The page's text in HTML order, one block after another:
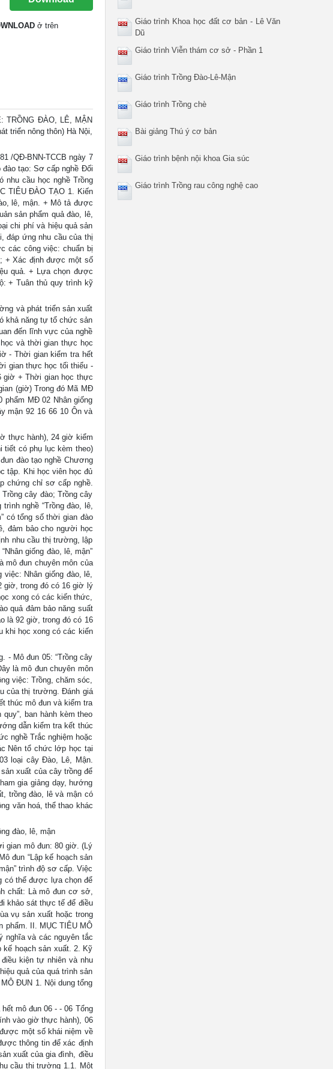
ở trên
TRỒNG ĐÀO, LÊ, MẬN
triển nông thôn) Hà Nội,
/QĐ-BNN-TCCB ngày 7
đào tạo: Sơ cấp nghề Đối
nhu cầu học nghề Trồng
TIÊU ĐÀO TẠO 1. Kiến
lê, mận. + Mô tả được
sản phẩm quả đào, lê,
chi phí và hiệu quả sản
đáp ứng nhu cầu của thị
các công việc: chuẩn bị
+ Xác định được một số
quả. + Lựa chọn được
+ Tuân thủ quy trình kỹ
và phát triển sản xuất
khả năng tự tổ chức sản
đến lĩnh vực của nghề
và thời gian thực học
- Thời gian kiểm tra hết
gian thực học tối thiểu -
giờ + Thời gian học thực
(giờ) Trong đó Mã MĐ
phẩm MĐ 02 Nhân giống
mận 92 16 66 10 Ôn và
thực hành), 24 giờ kiểm
tiết có phụ lục kèm theo)
đào tạo nghề Chương
tập. Khi học viên học đủ
chứng chỉ sơ cấp nghề.
cây đào; Trồng cây
nghề “Trồng đào, lê,
có tổng số thời gian đào
đảm bảo cho người học
nhu cầu thị trường, lập
giống đào, lê, mận”
mô đun chuyên môn của
Nhân giống đào, lê,
giờ, trong đó có 16 giờ lý
xong có các kiến thức,
quả đảm bảo năng suất
là 92 giờ, trong đó có 16
khi học xong có các kiến
- Mô đun 05: “Trồng cây
là mô đun chuyên môn
việc: Trồng, chăm sóc,
của thị trường. Đánh giá
thúc mô đun và kiểm tra
ban hành kèm theo
dẫn kiểm tra kết thúc
nghề Trắc nghiệm hoặc
Nên tổ chức lớp học tại
loại cây Đào, Lê, Mận.
xuất của cây trồng để
gia giảng dạy, hướng
trồng đào, lê và mận có
văn hoá, thể thao khác
đào, lê, mận
gian mô đun: 80 giờ. (Lý
đun “Lập kế hoạch sản
trình độ sơ cấp. Việc
có thể được lựa chọn để
chất: Là mô đun cơ sở,
khảo sát thực tế để điều
vụ sản xuất hoặc trong
phẩm. II. MỤC TIÊU MÔ
nghĩa và các nguyên tắc
hoạch sản xuất. 2. Kỹ
kiện tự nhiên và nhu
quả của quá trình sản
ĐUN 1. Nội dung tổng
mô đun 06 - - 06 Tổng
vào giờ thực hành), 06
một số khái niệm về
thông tin để xác định
xuất của gia đình, điều
cầu thị trường 1.1. Một
Giáo trình Khoa học đất cơ bản - Lê Văn
Dũ
Giáo trình Viễn thám cơ sở - Phần 1
Giáo trình Trồng Đào-Lê-Mận
Giáo trình Trồng chè
Bài giảng Thú ý cơ bản
Giáo trình bệnh nội khoa Gia súc
Giáo trình Trồng rau công nghệ cao